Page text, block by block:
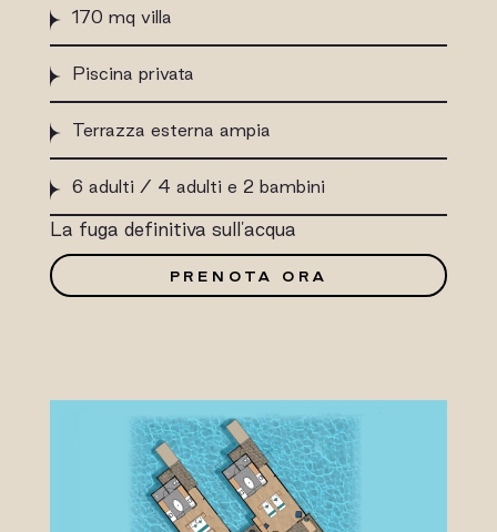
170 mq villa
Piscina privata
Terrazza esterna ampia
6 adulti / 4 adulti e 2 bambini
La fuga definitiva sull'acqua
PRENOTA ORA